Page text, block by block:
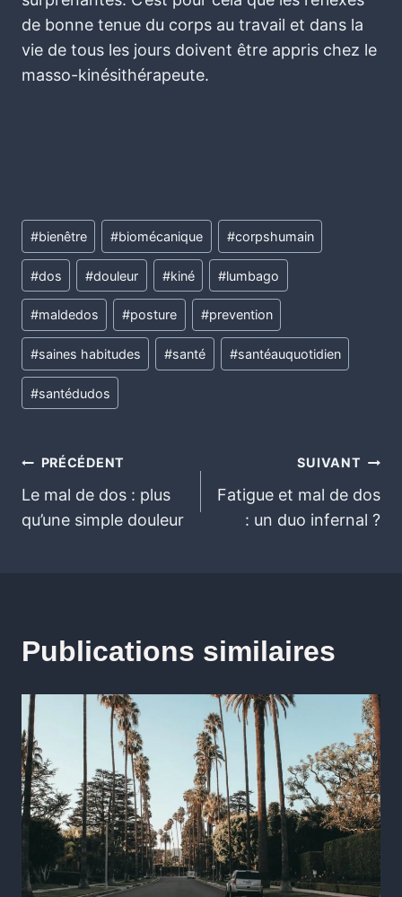
de bonne tenue du corps au travail et dans la
vie de tous les jours doivent être appris chez le
masso-kinésithérapeute.
#bienêtre #biomécanique #corpshumain
#dos #douleur #kiné #lumbago
#maldedos #posture #prevention
#saines habitudes #santé #santéauquotidien
#santédudos
PRÉCÉDENT
Le mal de dos : plus
qu’une simple douleur
SUIVANT
Fatigue et mal de dos
: un duo infernal ?
Publications similaires